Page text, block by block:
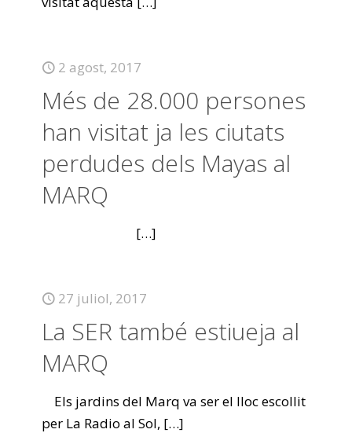
2 agost, 2017
Més de 28.000 persones
han visitat ja les ciutats
perdudes dels Mayas al
MARQ
[…]
27 juliol, 2017
La SER també estiueja al
MARQ
Els jardins del Marq va ser el lloc escollit
per La Radio al Sol, […]